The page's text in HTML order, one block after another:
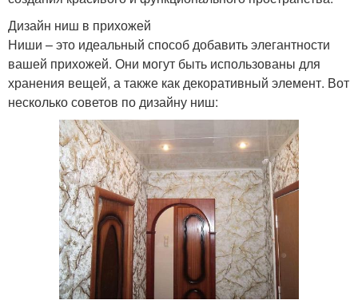
Дизайн ниш в прихожей
Ниши – это идеальный способ добавить элегантности
вашей прихожей. Они могут быть использованы для
хранения вещей, а также как декоративный элемент. Вот
несколько советов по дизайну ниш: